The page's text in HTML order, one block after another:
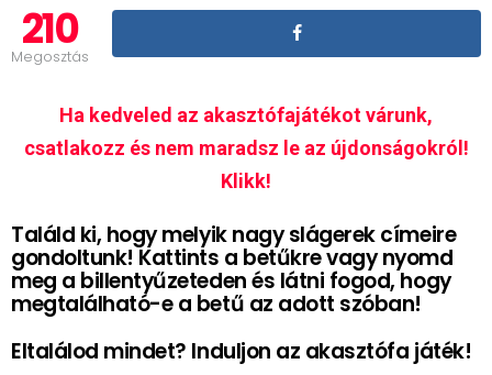
210
Megosztás
Ha kedveled az akasztófajátékot várunk,
csatlakozz és nem maradsz le az újdonságokról!
Klikk!
Találd ki, hogy melyik nagy slágerek címeire
gondoltunk! Kattints a betűkre vagy nyomd
meg a billentyűzeteden és látni fogod, hogy
megtalálható-e a betű az adott szóban!
Eltalálod mindet? Induljon az akasztófa játék!